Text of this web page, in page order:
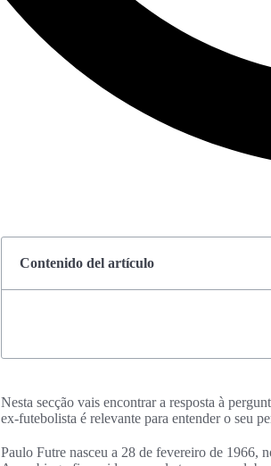
Contenido del artículo
Nesta secção vais encontrar a resposta à
ex-futebolista é relevante para entender o seu
Paulo Futre nasceu a 28 de fevereiro de 1966,